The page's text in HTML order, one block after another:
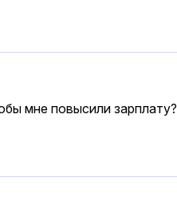
мне повысили зарплату?